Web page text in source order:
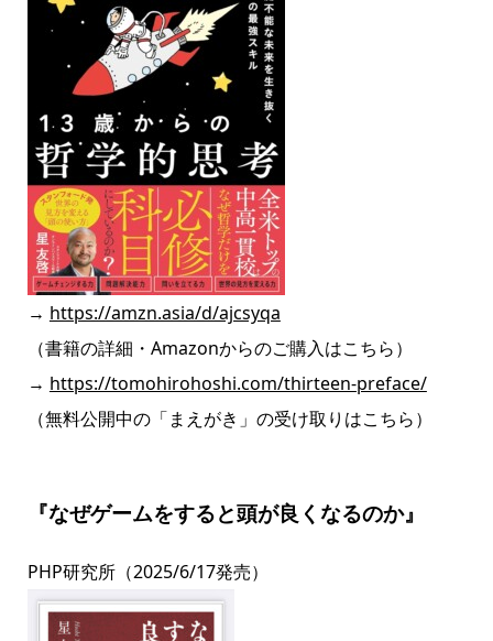
→ https://amzn.asia/d/ajcsyqa
（書籍の詳細・Amazonからのご購入はこちら）
→ https://tomohirohoshi.com/thirteen-preface/
（無料公開中の「まえがき」の受け取りはこちら）
『なぜゲームをすると頭が良くなるのか』
PHP研究所（2025/6/17発売）